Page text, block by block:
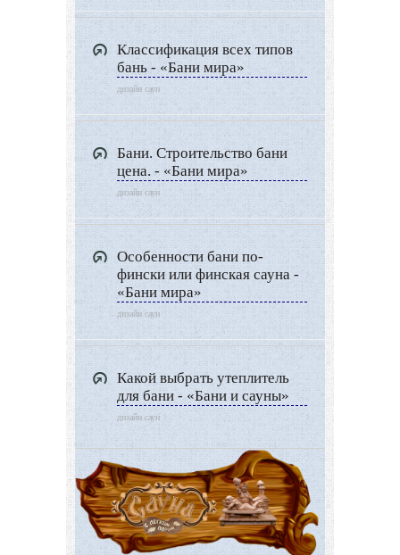
LIMITED EDITION
Видео новости
Дизайн разное
Другие услуги
Классификация всех типов
бань - «Бани мира»
дизайн саун
Бани. Строительство бани
цена. - «Бани мира»
дизайн саун
Особенности бани по-
фински или финская сауна -
«Бани мира»
дизайн саун
Какой выбрать утеплитель
для бани - «Бани и сауны»
дизайн саун